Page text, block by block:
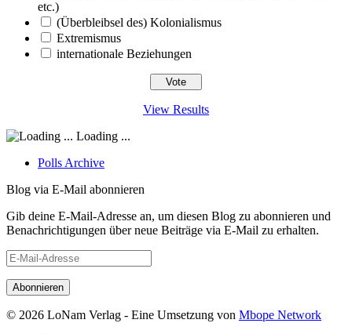
etc.)
(Überbleibsel des) Kolonialismus
Extremismus
internationale Beziehungen
View Results
Loading ...
Polls Archive
Blog via E-Mail abonnieren
Gib deine E-Mail-Adresse an, um diesen Blog zu abonnieren und
Benachrichtigungen über neue Beiträge via E-Mail zu erhalten.
E-
Mail-
Adresse
© 2026 LoNam Verlag - Eine Umsetzung von Mbope Network